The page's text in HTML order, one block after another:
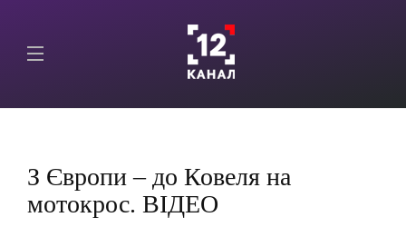
З Європи – до Ковеля на
мотокрос. ВІДЕО